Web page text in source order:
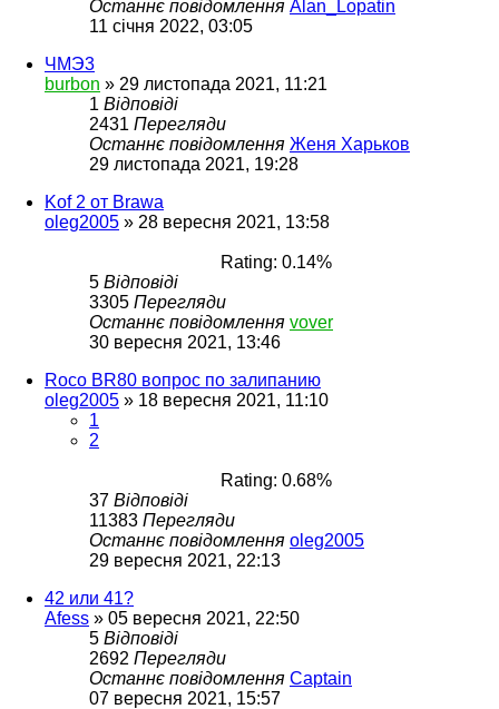
Останнє повідомлення Alan_Lopatin
11 січня 2022, 03:05
ЧМЭ3
burbon » 29 листопада 2021, 11:21
1 Відповіді
2431 Перегляди
Останнє повідомлення Женя Харьков
29 листопада 2021, 19:28
Kof 2 от Brawa
oleg2005 » 28 вересня 2021, 13:58
Rating: 0.14%
5 Відповіді
3305 Перегляди
Останнє повідомлення vover
30 вересня 2021, 13:46
Roco BR80 вопрос по залипанию
oleg2005 » 18 вересня 2021, 11:10
1
2
Rating: 0.68%
37 Відповіді
11383 Перегляди
Останнє повідомлення oleg2005
29 вересня 2021, 22:13
42 или 41?
Afess » 05 вересня 2021, 22:50
5 Відповіді
2692 Перегляди
Останнє повідомлення Captain
07 вересня 2021, 15:57